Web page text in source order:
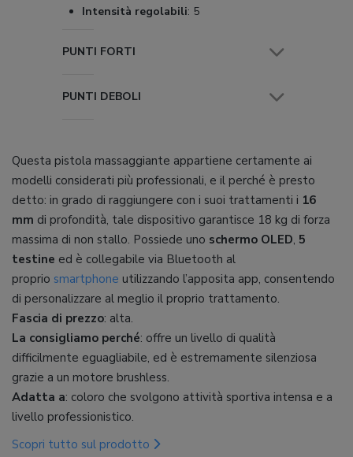
Intensità regolabili: 5
PUNTI FORTI
PUNTI DEBOLI
Questa pistola massaggiante appartiene certamente ai
modelli considerati più professionali, e il perché è presto
detto: in grado di raggiungere con i suoi trattamenti i 16
mm di profondità, tale dispositivo garantisce 18 kg di forza
massima di non stallo. Possiede uno schermo OLED, 5
testine ed è collegabile via Bluetooth al
proprio smartphone utilizzando l’apposita app, consentendo
di personalizzare al meglio il proprio trattamento.
Fascia di prezzo: alta.
La consigliamo perché: offre un livello di qualità
difficilmente eguagliabile, ed è estremamente silenziosa
grazie a un motore brushless.
Adatta a: coloro che svolgono attività sportiva intensa e a
livello professionistico.
Scopri tutto sul prodotto